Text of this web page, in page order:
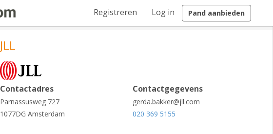
Registreren Log in Pand aanbieden
JLL
Contactadres
Parnassusweg 727
1077DG Amsterdam
Contactgegevens
gerda.bakker@jll.com
020 369 5155